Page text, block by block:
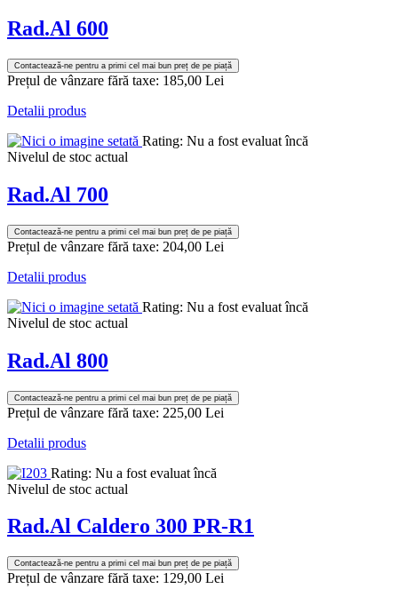
Rad.Al 600
Contactează-ne pentru a primi cel mai bun preț de pe piață
Prețul de vânzare fără taxe: 185,00 Lei
Detalii produs
Rating: Nu a fost evaluat încă
Nivelul de stoc actual
Rad.Al 700
Contactează-ne pentru a primi cel mai bun preț de pe piață
Prețul de vânzare fără taxe: 204,00 Lei
Detalii produs
Rating: Nu a fost evaluat încă
Nivelul de stoc actual
Rad.Al 800
Contactează-ne pentru a primi cel mai bun preț de pe piață
Prețul de vânzare fără taxe: 225,00 Lei
Detalii produs
Rating: Nu a fost evaluat încă
Nivelul de stoc actual
Rad.Al Caldero 300 PR-R1
Contactează-ne pentru a primi cel mai bun preț de pe piață
Prețul de vânzare fără taxe: 129,00 Lei